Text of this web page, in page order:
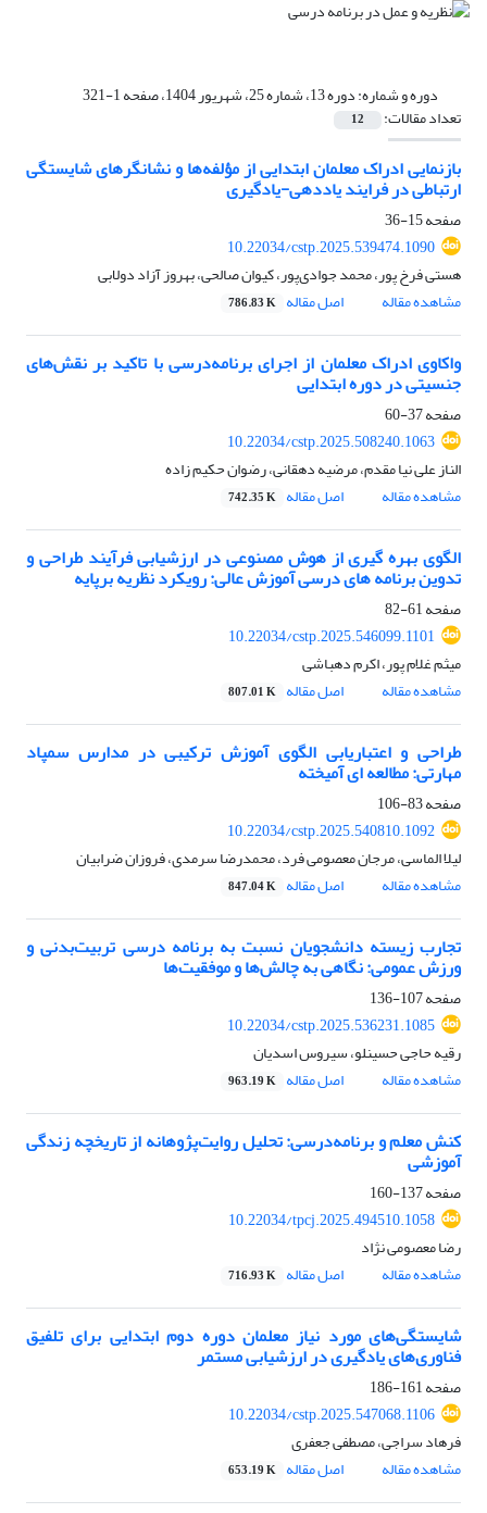
دوره و شماره:دوره 13، شماره 25، شهریور 1404، صفحه 1-321
تعداد مقالات: 12
بازنمایی ادراک معلمان ابتدایی از مؤلفه‌ها و نشانگرهای شایستگی
ارتباطی در فرایند یاددهی-یادگیری
صفحه15-36
10.22034/cstp.2025.539474.1090
هستی فرخ پور، محمد جوادی‌پور، کیوان صالحی، بهروز آزاد دولابی
مشاهده مقاله
اصل مقاله 786.83 K
واکاوی ادراک معلمان از اجرای برنامه‌درسی با تاکید بر نقش‌های
جنسیتی در دوره ابتدایی
صفحه37-60
10.22034/cstp.2025.508240.1063
الناز علی نیا مقدم، مرضیه دهقانی، رضوان حکیم زاده
مشاهده مقاله
اصل مقاله 742.35 K
الگوی بهره گیری از هوش مصنوعی در ارزشیابی فرآیند طراحی و
تدوین برنامه های درسی آموزش عالی: رویکرد نظریه برپایه
صفحه61-82
10.22034/cstp.2025.546099.1101
میثم غلام پور، اکرم دهباشی
مشاهده مقاله
اصل مقاله 807.01 K
طراحی و اعتباریابی الگوی آموزش ترکیبی در مدارس سمپاد
مهارتی: مطالعه ای آمیخته
صفحه83-106
10.22034/cstp.2025.540810.1092
لیلا الماسی، مرجان معصومی فرد، محمدرضا سرمدی، فروزان ضرابیان
مشاهده مقاله
اصل مقاله 847.04 K
تجارب زیسته دانشجویان نسبت به برنامه درسی تربیت‌بدنی و
ورزش عمومی: نگاهی به چالش‌ها و موفقیت‌ها
صفحه107-136
10.22034/cstp.2025.536231.1085
رقیه حاجی حسینلو، سیروس اسدیان
مشاهده مقاله
اصل مقاله 963.19 K
کنش معلم و برنامه‌درسی: تحلیل روایت‌پژوهانه از تاریخچه زندگی
آموزشی
صفحه137-160
10.22034/tpcj.2025.494510.1058
رضا معصومی نژاد
مشاهده مقاله
اصل مقاله 716.93 K
شایستگی‌های مورد نیاز معلمان دوره دوم ابتدایی برای تلفیق
فناوری‌های یادگیری در ارزشیابی مستمر
صفحه161-186
10.22034/cstp.2025.547068.1106
فرهاد سراجی، مصطفی جعفری
مشاهده مقاله
اصل مقاله 653.19 K